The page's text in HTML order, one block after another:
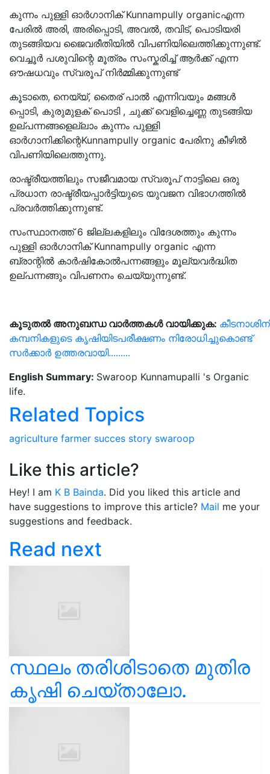
കുന്നം പുള്ളി ഓർഗാനിക് Kunnampully organicഎന്ന
പേരിൽ അരി, അരിപ്പൊടി, അവൽ, തവിട്, പൊടിയരി
തുടങ്ങിയവ ജൈവരീതിയിൽ വിപണിയിലെത്തിക്കുന്നുണ്ട്.
വെച്ചൂർ പശുവിന്റെ മൂത്രം സംസ്കരിച്ച് ആർക്ക് എന്ന
ഔഷധവും സ്വരൂപ് നിർമ്മിക്കുന്നുണ്ട്
കൂടാതെ, നെയ്യ്, തൈര് പാൽ എന്നിവയും മങ്ങൾ
പ്പൊടി, കുരുമുളക് പൊടി , ചുക്ക് വെളിച്ചെണ്ണ തുടങ്ങിയ
ഉല്പന്നങ്ങളെല്ലാം കുന്നം പുള്ളി
ഓർഗാനിക്കിന്റെKunnampully organic പേരിനു കീഴിൽ
വിപണിയിലെത്തുന്നു.
രാഷ്ട്രീയത്തിലും സജീവമായ സ്വരൂപ് നാട്ടിലെ ഒരു
പ്രധാന രാഷ്ട്രീയപ്പാർട്ടിയുടെ യുവജന വിഭാഗത്തിൽ
പ്രവർത്തിക്കുന്നുണ്ട്.
സംസ്ഥാനത്ത് 6 ജില്ലകളിലും വിദേശത്തും കുന്നം
പുള്ളി ഓർഗാനിക് Kunnampully organic എന്ന
ബ്രാന്റിൽ കാർഷികോൽപന്നങ്ങളും മൂല്യവർദ്ധിത
ഉല്പന്നങ്ങും വിപണനം ചെയ്യുന്നുണ്ട്.
കൂടുതൽ അനുബന്ധ വാർത്തകൾ വായിക്കുക:
കമ്പനികളുടെ കൃഷിയിടപരീക്ഷണം നിരോധിച്ചുകൊണ്ട്
സർക്കാർ ഉത്തരവായി.........
English Summary: Swaroop Kunnamupalli 's Organic
life.
Related Topics
agriculture farmer succes story swaroop
Like this article?
Hey! I am K B Bainda. Did you liked this article and
have suggestions to improve this article? Mail me your
suggestions and feedback.
Read next
സ്ഥലം തരിശിടാതെ മുതിര
കൃഷി ചെയ്താലോ.